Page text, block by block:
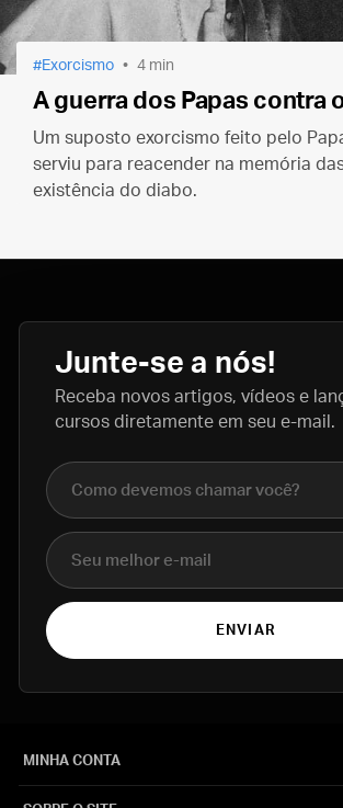
Exorcismo 4 min
A guerra dos Papas contra
Um suposto exorcismo feito pelo
serviu para reacender na memória
existência do diabo.
Junte-se a nós!
Receba novos artigos, vídeos e
cursos diretamente em seu e-mail.
Nome completo
E-mail
ENVIAR
MINHA CONTA